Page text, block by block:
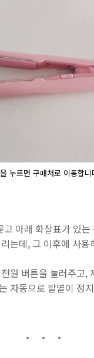
누르면 구매처로 이동합니
아래 화살표가 있는
는데, 그 이후에 사용
원 버튼을 눌러주고,
자동으로 발열이 정